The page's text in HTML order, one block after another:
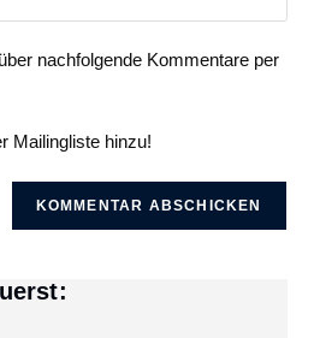
nachfolgende Kommentare per
Mailingliste hinzu!